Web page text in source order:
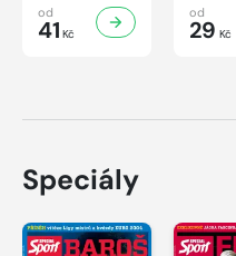
od
41 Kč
od
29 Kč
Speciály